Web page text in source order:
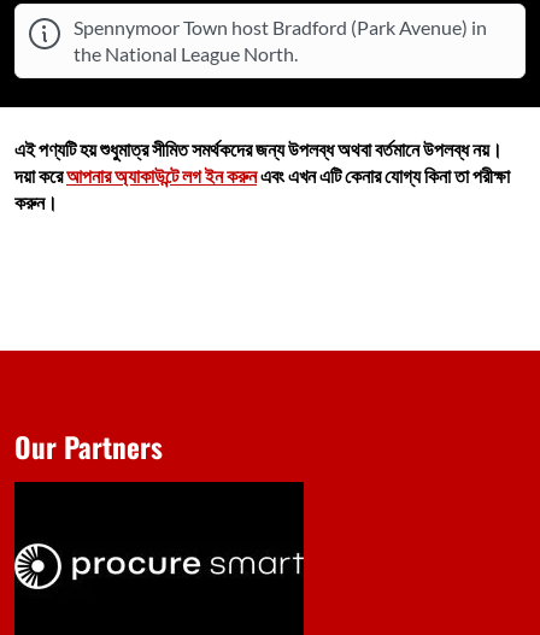
Spennymoor Town host Bradford (Park Avenue) in
the National League North.
এই পণ্যটি হয় শুধুমাত্র সীমিত সমর্থকদের জন্য উপলব্ধ অথবা বর্তমানে উপলব্ধ নয়।
দয়া করেআপনার অ্যাকাউন্টে লগ ইন করুনএবং এখন এটি কেনার যোগ্য কিনা তা পরীক্ষা
করুন।
Our Partners